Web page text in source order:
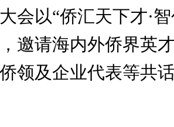
会以“侨汇天下才·
邀请海内外侨界英
领及企业代表等共